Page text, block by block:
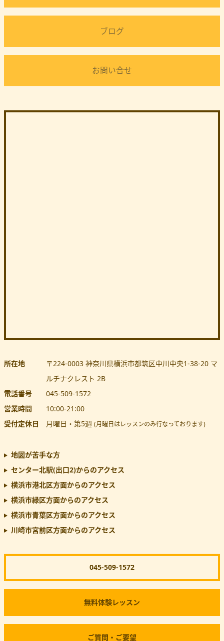
ブログ
お問い合せ
所在地 〒224-0003 神奈川県横浜市都筑区中川中央1-38-20 マ
ルチナクレスト 2B
電話番号
045-509-1572
営業時間
10:00-21:00
受付定休日
月曜日・第5週 (月曜日はレッスンのみ行なっております)
地図が苦手な方
センター北駅(出口2)からのアクセス
横浜市港北区方面からのアクセス
横浜市緑区方面からのアクセス
横浜市青葉区方面からのアクセス
川崎市宮前区方面からのアクセス
045-509-1572
無料体験レッスン
ご質問・ご要望